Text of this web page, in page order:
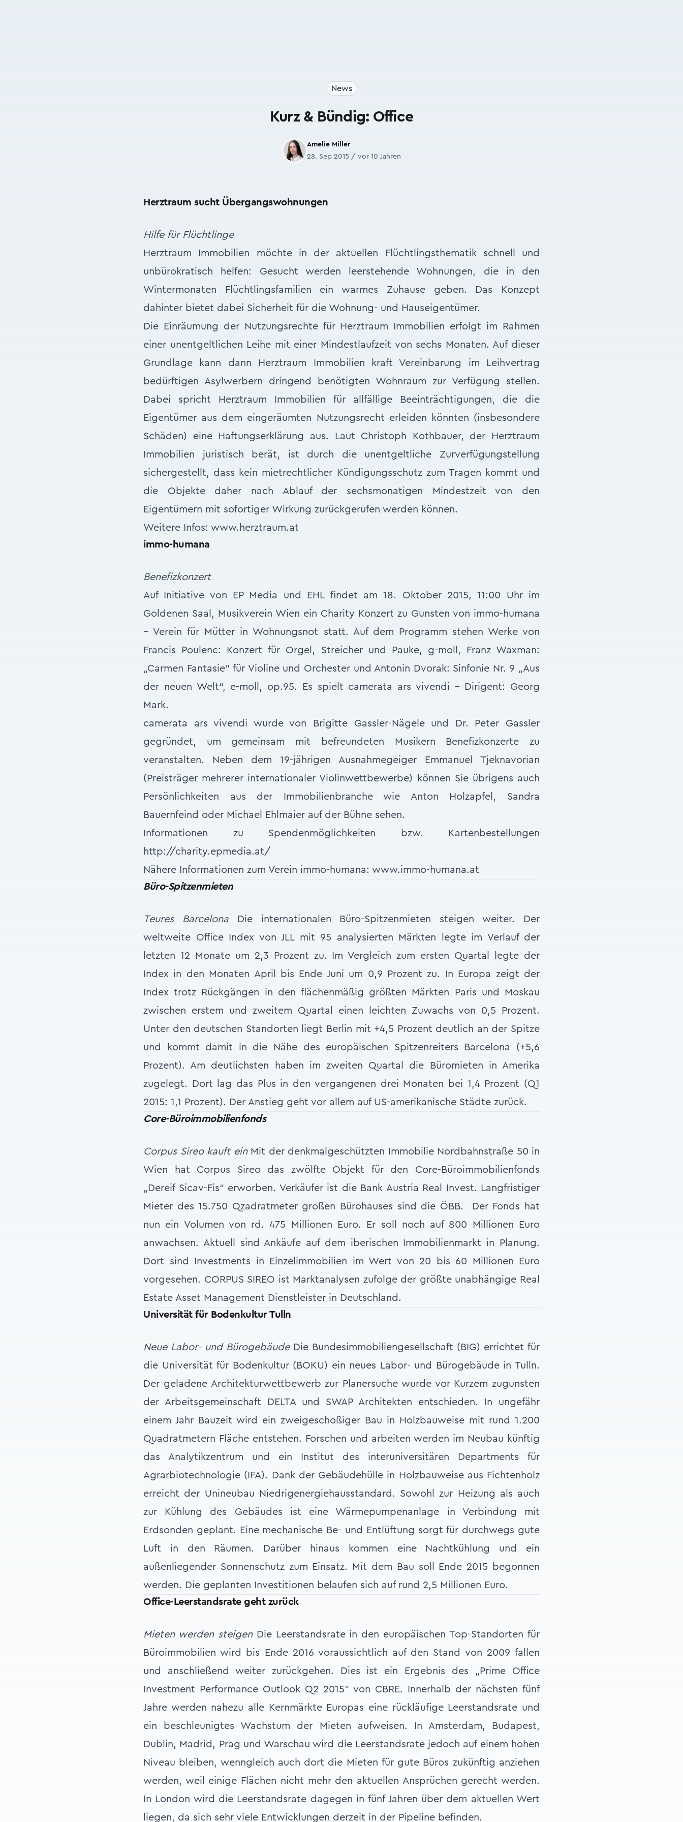
News
Kurz & Bündig: Office
Amelie Miller
28. Sep 2015 / vor 10 Jahren
Herztraum sucht Übergangswohnungen
Hilfe für Flüchtlinge
Herztraum Immobilien möchte in der aktuellen Flüchtlingsthematik schnell und
unbürokratisch helfen: Gesucht werden leer­stehende Wohnungen, die in den
Wintermonaten Flüchtlingsfamilien ein warmes Zuhause geben. Das Konzept
dahinter bietet dabei Sicherheit für die Wohnung- und Hauseigentümer.
Die Einräumung der Nutzungsrechte für Herztraum Immobilien erfolgt im Rahmen
einer unentgeltlichen Leihe mit einer Mindestlaufzeit von sechs Monaten. Auf dieser
Grundlage kann dann Herztraum Immobilien kraft Vereinbarung im Leihvertrag
bedürftigen Asylwerbern dringend benötigten Wohnraum zur Verfügung stellen.
Dabei spricht Herztraum Immobilien für allfällige Beeinträchtigungen, die die
Eigentümer aus dem eingeräumten Nutzungsrecht erleiden könnten (insbesondere
Schäden) eine Haftungserklärung aus. Laut Christoph Kothbauer, der Herztraum
Immobilien juristisch berät, ist durch die unentgeltliche Zurverfügungstellung
sichergestellt, dass kein mietrechtlicher Kündigungsschutz zum Tragen kommt und
die Objekte daher nach Ablauf der sechsmonatigen Mindestzeit von den
Eigentümern mit sofortiger Wirkung zurückgerufen werden können.
Weitere Infos: www.herztraum.at
immo-humana
Benefizkonzert
Auf Initiative von EP Media und EHL findet am 18. Oktober 2015, 11:00 Uhr im
Goldenen Saal, Musikverein Wien ein Charity Konzert zu Gunsten von immo-humana
– Verein für Mütter in Wohnungsnot statt. Auf dem Programm stehen Werke von
Francis Poulenc: Konzert für Orgel, Streicher und Pauke, g-moll, Franz Waxman:
„Carmen Fantasie“ für Violine und Orchester und Antonin Dvorak: Sinfonie Nr. 9 „Aus
der neuen Welt“, e-moll, op.95. Es spielt camerata ars vivendi - Dirigent: Georg
Mark.
camerata ars vivendi wurde von Brigitte Gassler-Nägele und Dr. Peter Gassler
gegründet, um gemeinsam mit befreundeten Musikern Benefizkonzerte zu
veranstalten. Neben dem 19-jährigen Ausnahmegeiger Emmanuel Tjeknavorian
(Preisträger mehrerer internationaler Violinwettbewerbe) können Sie übrigens auch
Persönlichkeiten aus der Immobilienbranche wie Anton Holzapfel, Sandra
Bauernfeind oder Michael Ehlmaier auf der Bühne sehen.
Informationen zu Spendenmöglichkeiten bzw. Kartenbestellungen
http://charity.epmedia.at/
Nähere Informationen zum Verein immo-humana: www.immo-humana.at
Büro-Spitzenmieten
Teures BarcelonaDie internationalen Büro-Spitzenmieten steigen weiter. Der
weltweite Office Index von JLL mit 95 analysierten Märkten legte im Verlauf der
letzten 12 Monate um 2,3 Prozent zu. Im Vergleich zum ersten Quartal legte der
Index in den Monaten April bis Ende Juni um 0,9 Prozent zu. In Europa zeigt der
Index trotz Rückgängen in den flächenmäßig größten Märkten Paris und Moskau
zwischen erstem und zweitem Quartal einen leichten Zuwachs von 0,5 Prozent.
Unter den deutschen Standorten liegt Berlin mit +4,5 Prozent deutlich an der Spitze
und kommt damit in die Nähe des europäischen Spitzenreiters Barcelona (+5,6
Prozent). Am deutlichsten haben im zweiten Quartal die Büromieten in Amerika
zugelegt. Dort lag das Plus in den vergangenen drei Monaten bei 1,4 Prozent (Q1
2015: 1,1 Prozent). Der Anstieg geht vor allem auf US-amerikanische Städte zurück.
Core-Büroimmobilienfonds
Corpus Sireo kauft einMit der denkmalgeschützten Immobilie Nordbahnstraße 50 in
Wien hat Corpus Sireo das zwölfte Objekt für den Core-Büroimmobilienfonds
„Dereif Sicav-Fis“ erworben. Verkäufer ist die Bank Austria Real Invest. Langfristiger
Mieter des 15.750 Qzadratmeter großen Bürohauses sind die ÖBB. Der Fonds hat
nun ein Volumen von rd. 475 Millionen Euro. Er soll noch auf 800 Millionen Euro
anwachsen. Aktuell sind Ankäufe auf dem iberischen Immobilienmarkt in Planung.
Dort sind Investments in Einzelimmobilien im Wert von 20 bis 60 Millionen Euro
vorgesehen. CORPUS SIREO ist Marktanalysen zufolge der größte unabhängige Real
Estate Asset Management Dienstleister in Deutschland.
Universität für Bodenkultur Tulln
Neue Labor- und BürogebäudeDie Bundesimmobiliengesellschaft (BIG) errichtet für
die Universität für Bodenkultur (BOKU) ein neues Labor- und Bürogebäude in Tulln.
Der geladene Architekturwettbewerb zur Planersuche wurde vor Kurzem zugunsten
der Arbeitsgemeinschaft DELTA und SWAP Architekten entschieden. In ungefähr
einem Jahr Bauzeit wird ein zweigeschoßiger Bau in Holzbauweise mit rund 1.200
Quadratmetern Fläche entstehen. Forschen und arbeiten werden im Neubau künftig
das Analytikzentrum und ein Institut des interuniversitären Departments für
Agrarbiotechnologie (IFA). Dank der Gebäudehülle in Holzbauweise aus Fichtenholz
erreicht der Unineubau Niedrigenergiehausstandard. Sowohl zur Heizung als auch
zur Kühlung des Gebäudes ist eine Wärmepumpenanlage in Verbindung mit
Erdsonden geplant. Eine mechanische Be- und Entlüftung sorgt für durchwegs gute
Luft in den Räumen. Darüber hinaus kommen eine Nachtkühlung und ein
außenliegender Sonnenschutz zum Einsatz. Mit dem Bau soll Ende 2015 begonnen
werden. Die geplanten Investitionen belaufen sich auf rund 2,5 Millionen Euro.
Office-Leerstandsrate geht zurück
Mieten werden steigenDie Leerstandsrate in den europäischen Top-Standorten für
Büroimmobilien wird bis Ende 2016 voraussichtlich auf den Stand von 2009 fallen
und anschließend weiter zurückgehen. Dies ist ein Ergebnis des „Prime Office
Investment Performance Outlook Q2 2015“ von CBRE. Innerhalb der nächsten fünf
Jahre werden nahezu alle Kernmärkte Europas eine rückläufige Leerstandsrate und
ein beschleunigtes Wachstum der Mieten aufweisen. In Amsterdam, Budapest,
Dublin, Madrid, Prag und Warschau wird die Leerstandsrate jedoch auf einem hohen
Niveau bleiben, wenngleich auch dort die Mieten für gute Büros zukünftig anziehen
werden, weil einige Flächen nicht mehr den aktuellen Ansprüchen gerecht werden.
In London wird die Leerstandsrate dagegen in fünf Jahren über dem aktuellen Wert
liegen, da sich sehr viele Entwicklungen derzeit in der Pipeline befinden.